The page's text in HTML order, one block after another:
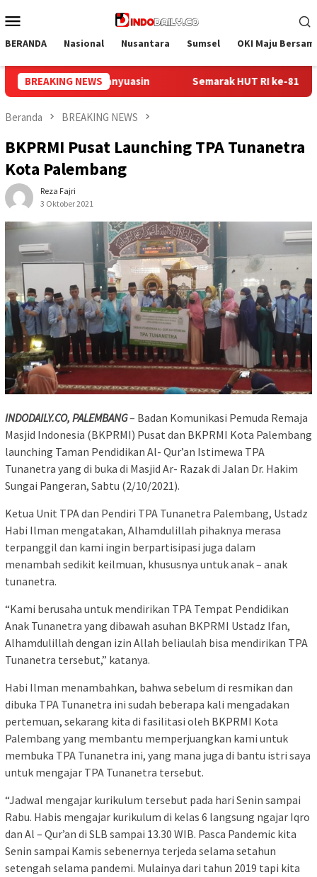
ke
Mobile
BERANDA Nasional Nusantara Sumsel OKI Maju
BREAKING NEWS
RI ke-81, Lapas Perempuan Palembang Gelar Cek Kesehatan
Beranda BREAKING NEWS
BKPRMI Pusat Launching TPA Tunanetra
Kota Palembang
Reza Fajri
3 Oktober 2021
INDODAILY.CO, PALEMBANG– Badan Komunikasi Pemuda Remaja
Masjid Indonesia (BKPRMI) Pusat dan BKPRMI Kota Palembang
launching Taman Pendidikan Al- Qur’an Istimewa TPA
Tunanetra yang di buka di Masjid Ar- Razak di Jalan Dr. Hakim
Sungai Pangeran, Sabtu (2/10/2021).
Ketua Unit TPA dan Pendiri TPA Tunanetra Palembang, Ustadz
Habi Ilman mengatakan, Alhamdulillah pihaknya merasa
terpanggil dan kami ingin berpartisipasi juga dalam
menambah sedikit keilmuan, khususnya untuk anak – anak
tunanetra.
“Kami berusaha untuk mendirikan TPA Tempat Pendidikan
Anak Tunanetra yang dibawah asuhan BKPRMI Ustadz Ifan,
Alhamdulillah dengan izin Allah beliaulah bisa mendirikan TPA
Tunanetra tersebut,” katanya.
Habi Ilman menambahkan, bahwa sebelum di resmikan dan
dibuka TPA Tunanetra ini sudah beberapa kali mengadakan
pertemuan, sekarang kita di fasilitasi oleh BKPRMI Kota
Palembang yang membantu memperjuangkan kami untuk
membuka TPA Tunanetra ini, yang mana juga di bantu istri saya
untuk mengajar TPA Tunanetra tersebut.
“Jadwal mengajar kurikulum tersebut pada hari Senin sampai
Rabu. Habis mengajar kurikulum di kelas 6 langsung ngajar Iqro
dan Al – Qur’an di SLB sampai 13.30 WIB. Pasca Pandemic kita
Senin sampai Kamis sebenernya terjeda selama setahun
setengah selama pandemi. Mulainya dari tahun 2019 tapi kita